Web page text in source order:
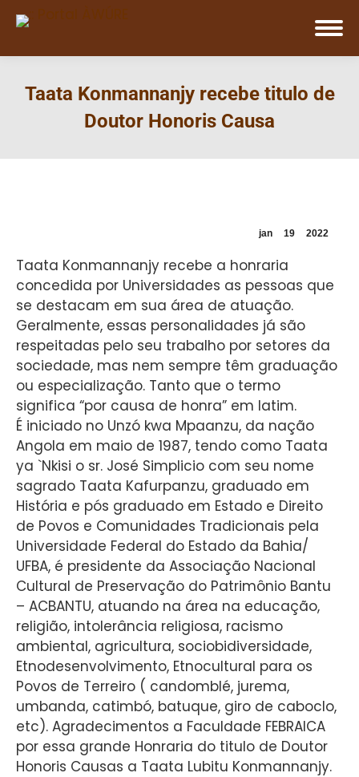
Taata Konmannanjy recebe titulo de
Doutor Honoris Causa
jan 19 2022
Taata Konmannanjy recebe a honraria
concedida por Universidades as pessoas que
se destacam em sua área de atuação.
Geralmente, essas personalidades já são
respeitadas pelo seu trabalho por setores da
sociedade, mas nem sempre têm graduação
ou especialização. Tanto que o termo
significa “por causa de honra” em latim.
É iniciado no Unzó kwa Mpaanzu, da nação
Angola em maio de 1987, tendo como Taata
ya `Nkisi o sr. José Simplicio com seu nome
sagrado Taata Kafurpanzu, graduado em
História e pós graduado em Estado e Direito
de Povos e Comunidades Tradicionais pela
Universidade Federal do Estado da Bahia/
UFBA, é presidente da Associação Nacional
Cultural de Preservação do Patrimônio Bantu
– ACBANTU, atuando na área na educação,
religião, intolerância religiosa, racismo
ambiental, agricultura, sociobidiversidade,
Etnodesenvolvimento, Etnocultural para os
Povos de Terreiro ( candomblé, jurema,
umbanda, catimbó, batuque, giro de caboclo,
etc). Agradecimentos a Faculdade FEBRAICA
por essa grande Honraria do titulo de Doutor
Honoris Causas a Taata Lubitu Konmannanjy.